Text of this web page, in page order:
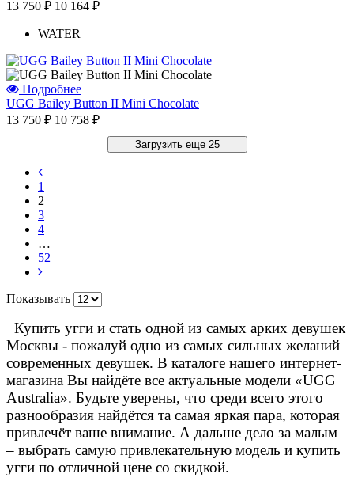
13 750 ₽ 10 164 ₽
WATER
Подробнее
UGG Bailey Button II Mini Chocolate
13 750 ₽ 10 758 ₽
Загрузить еще 25
1
2
3
4
…
52
Показывать
Купить угги и стать одной из самых арких девушек
Москвы - пожалуй одно из самых сильных желаний
современных девушек. В каталоге нашего интернет-
магазина Вы найдёте все актуальные модели «UGG
Australia». Будьте уверены, что среди всего этого
разнообразия найдётся та самая яркая пара, которая
привлечёт ваше внимание. А дальше дело за малым
– выбрать самую привлекательную модель и купить
угги по отличной цене со скидкой.